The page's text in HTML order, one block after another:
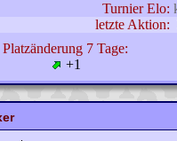
Turnier Elo:
letzte Aktion:
Platzänderung 7 Tage:
+1